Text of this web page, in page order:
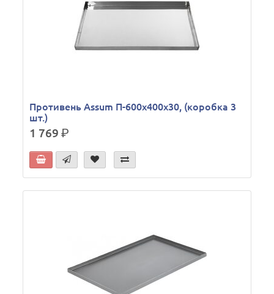
Противень Assum П-600х400х30, (коробка 3
шт.)
1 769р.